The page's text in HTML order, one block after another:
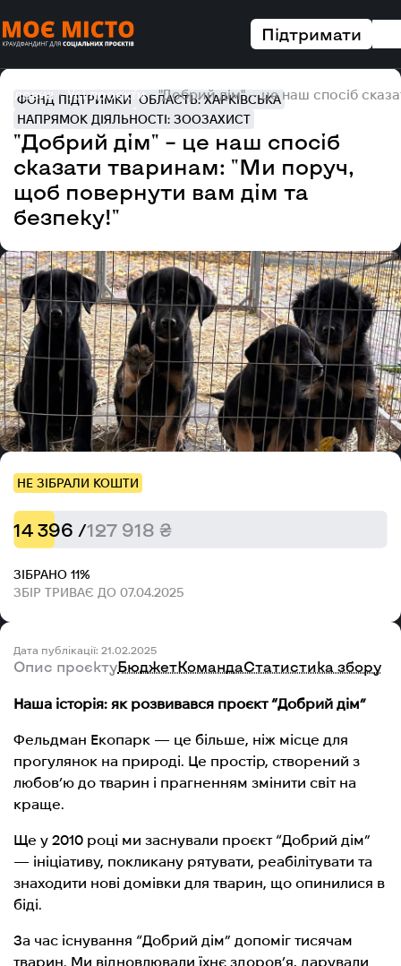
Підтримати
Головна Усі проєкти "Добрий дім" – це наш спосіб
ФОНД ПІДТРИМКИ ОБЛАСТЬ: ХАРКІВСЬКА
НАПРЯМОК ДІЯЛЬНОСТІ: ЗООЗАХИСТ
"Добрий дім" – це наш спосіб
сказати тваринам: "Ми поруч,
щоб повернути вам дім та
безпеку!"
НЕ ЗІБРАЛИ КОШТИ
14 396 /127 918 ₴
ЗІБРАНО 11%
ЗБІР ТРИВАЄ ДО 07.04.2025
Дата публікації: 21.02.2025
Опис проєктуБюджетКомандаСтатистика збору
Наша історія: як розвивався проєкт “Добрий дім”
Фельдман Екопарк — це більше, ніж місце для
прогулянок на природі. Це простір, створений з
любов’ю до тварин і прагненням змінити світ на
краще.
Ще у 2010 році ми заснували проєкт “Добрий дім”
— ініціативу, покликану рятувати, реабілітувати та
знаходити нові домівки для тварин, що опинилися в
біді.
За час існування “Добрий дім” допоміг тисячам
тварин. Ми відновлювали їхнє здоров’я, дарували